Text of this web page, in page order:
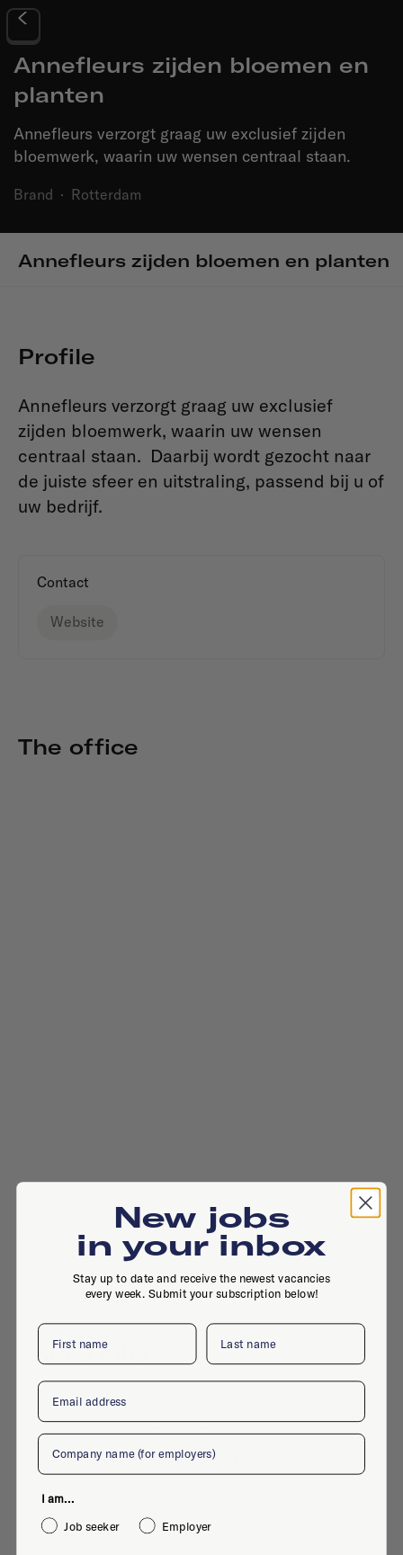
Annefleurs zijden bloemen en
planten
Annefleurs verzorgt graag uw exclusief zijden
bloemwerk, waarin uw wensen centraal staan.
Brand · Rotterdam
Annefleurs zijden bloemen en planten
Profile
Annefleurs verzorgt graag uw exclusief
zijden bloemwerk, waarin uw wensen
centraal staan. Daarbij wordt gezocht naar
de juiste sfeer en uitstraling, passend bij u of
uw bedrijf.
Contact
Website
The office
Bergse Rechter Rottekade 1, 3051 AB,
Rotterdam
Active jobs
No active jobs right now
Is this your company profile?
New jobs
in your inbox
Stay up to date and receive the newest vacancies
every week. Submit your subscription below!
First name Last name
Email
Company
I am...
Job seeker
Employer